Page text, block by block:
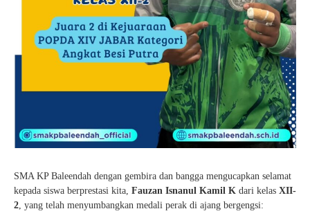
SMA KP Baleendah dengan gembira dan bangga mengucapkan selamat
kepada siswa berprestasi kita, Fauzan Isnanul Kamil K dari kelas XII-
2, yang telah menyumbangkan medali perak di ajang bergengsi: